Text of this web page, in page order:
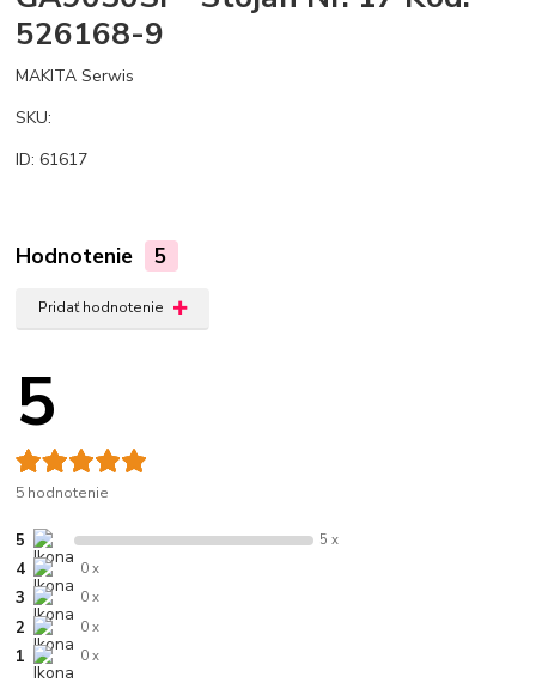
526168-9
MAKITA Serwis
SKU:
ID: 61617
Hodnotenie 5
Pridať hodnotenie
5
5 hodnotenie
5 5 x
4 0 x
3 0 x
2 0 x
1 0 x